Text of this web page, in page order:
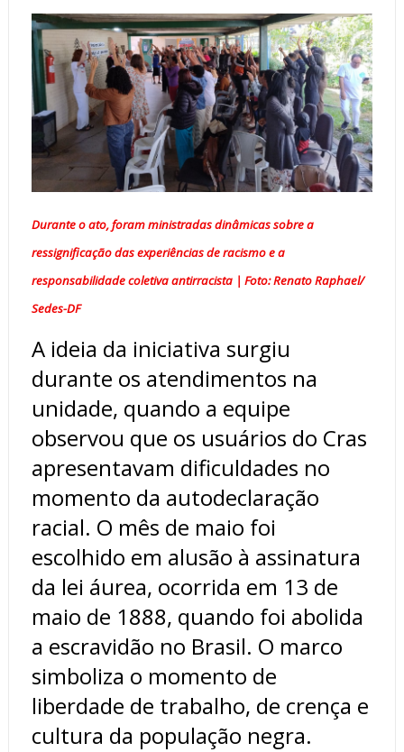
Durante o ato, foram ministradas dinâmicas sobre a
ressignificação das experiências de racismo e a
responsabilidade coletiva antirracista | Foto: Renato Raphael/
Sedes-DF
A ideia da iniciativa surgiu
durante os atendimentos na
unidade, quando a equipe
observou que os usuários do Cras
apresentavam dificuldades no
momento da autodeclaração
racial. O mês de maio foi
escolhido em alusão à assinatura
da lei áurea, ocorrida em 13 de
maio de 1888, quando foi abolida
a escravidão no Brasil. O marco
simboliza o momento de
liberdade de trabalho, de crença e
cultura da população negra.